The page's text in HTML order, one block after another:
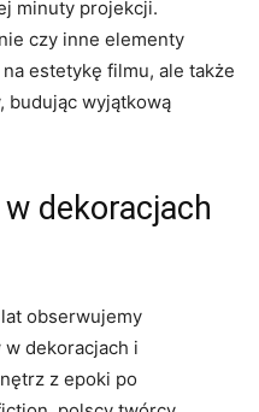
minuty projekcji.​
czy inne ​elementy
estetykę⁤ filmu, ale także
budując wyjątkową
dekoracjach‌
obserwujemy
dekoracjach i⁤
z epoki po